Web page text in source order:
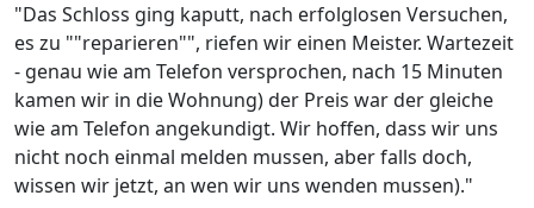
"Das Schloss ging kaputt, nach erfolglosen Versuchen,
es zu ""reparieren"", riefen wir einen Meister. Wartezeit
- genau wie am Telefon versprochen, nach 15 Minuten
kamen wir in die Wohnung) der Preis war der gleiche
wie am Telefon angekundigt. Wir hoffen, dass wir uns
nicht noch einmal melden mussen, aber falls doch,
wissen wir jetzt, an wen wir uns wenden mussen)."